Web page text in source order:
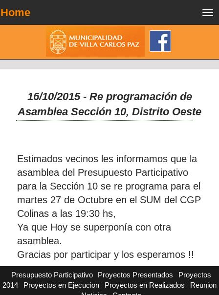
Home
16/10/2015 - Re programación de
Asamblea Sección 10, Distrito Oeste
Estimados vecinos les informamos que la
asamblea del Presupuesto Participativo
para la Sección 10 se re programa para el
martes 27 de Octubre en el SUM del CGP
Colinas a las 19:30 hs,
Ya que Hoy se superponía con otra
asamblea.
Gracias por participar y los esperamos !!
Presupuesto Participativo Proyectos Presentados
Proyectos
2014
Proyectos en Ejecucion Proyectos en Realizados
Reunion